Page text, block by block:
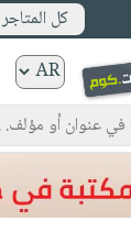
كل المتاجر